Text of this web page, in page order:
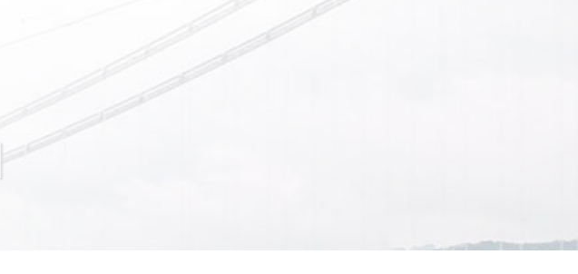
养老机构有哪些类型？适合哪些老年人
养老机构是针对机构养老形态的一种统称，常见的养老机构大致有这些类型：养老